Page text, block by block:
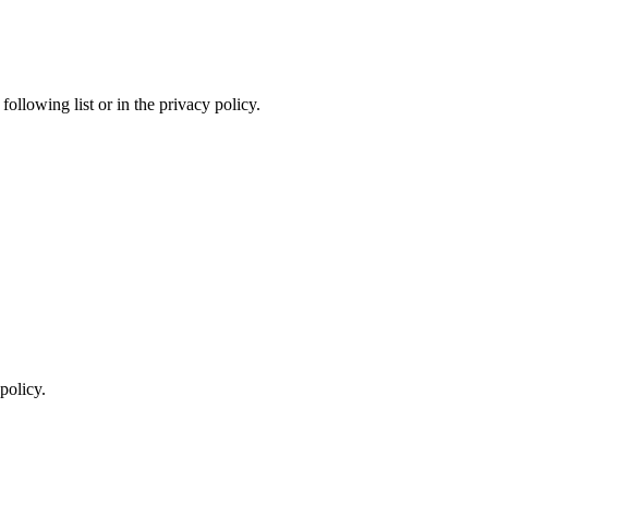
following list or in the privacy policy.